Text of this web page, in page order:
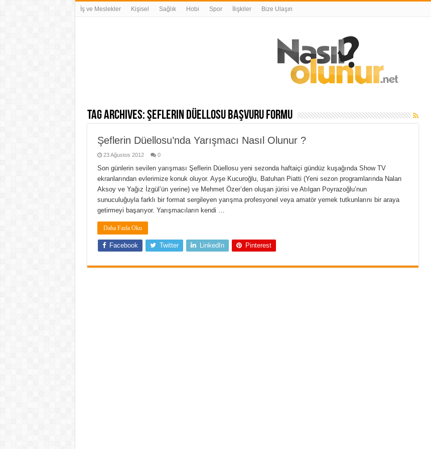
İş ve Meslekler Kişisel Sağlık Hobi Spor İlişkiler Bize Ulaşın
Tag Archives:şeflerin düellosu başvuru formu
Şeflerin Düellosu’nda Yarışmacı Nasıl Olunur ?
23 Ağustos 2012 0
Son günlerin sevilen yarışması Şeflerin Düellosu yeni sezonda haftaiçi gündüz kuşağında Show TV
ekranlarından evlerimize konuk oluyor. Ayşe Kucuroğlu, Batuhan Piatti (Yeni sezon programlarında Nalan
Aksoy ve Yağız İzgül’ün yerine) ve Mehmet Özer’den oluşan jürisi ve Atılgan Poyrazoğlu’nun
sunuculuğuyla farklı bir format sergileyen yarışma profesyonel veya amatör yemek tutkunlarını bir araya
getirmeyi başarıyor. Yarışmacıların kendi …
Daha Fazla Oku
Facebook Twitter LinkedIn Pinterest